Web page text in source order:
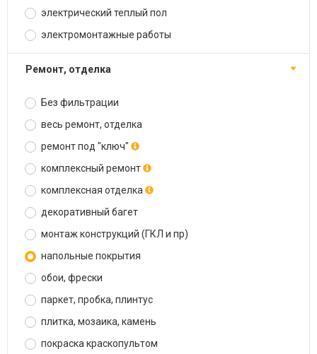
электрический теплый пол
электромонтажные работы
ремонт, отделка
Без фильтрации
весь ремонт, отделка
ремонт под "ключ"
комплексный ремонт
комплексная отделка
декоративный багет
монтаж конструкций (ГКЛ и пр)
напольные покрытия
обои, фрески
паркет, пробка, плинтус
плитка, мозаика, камень
покраска краскопультом